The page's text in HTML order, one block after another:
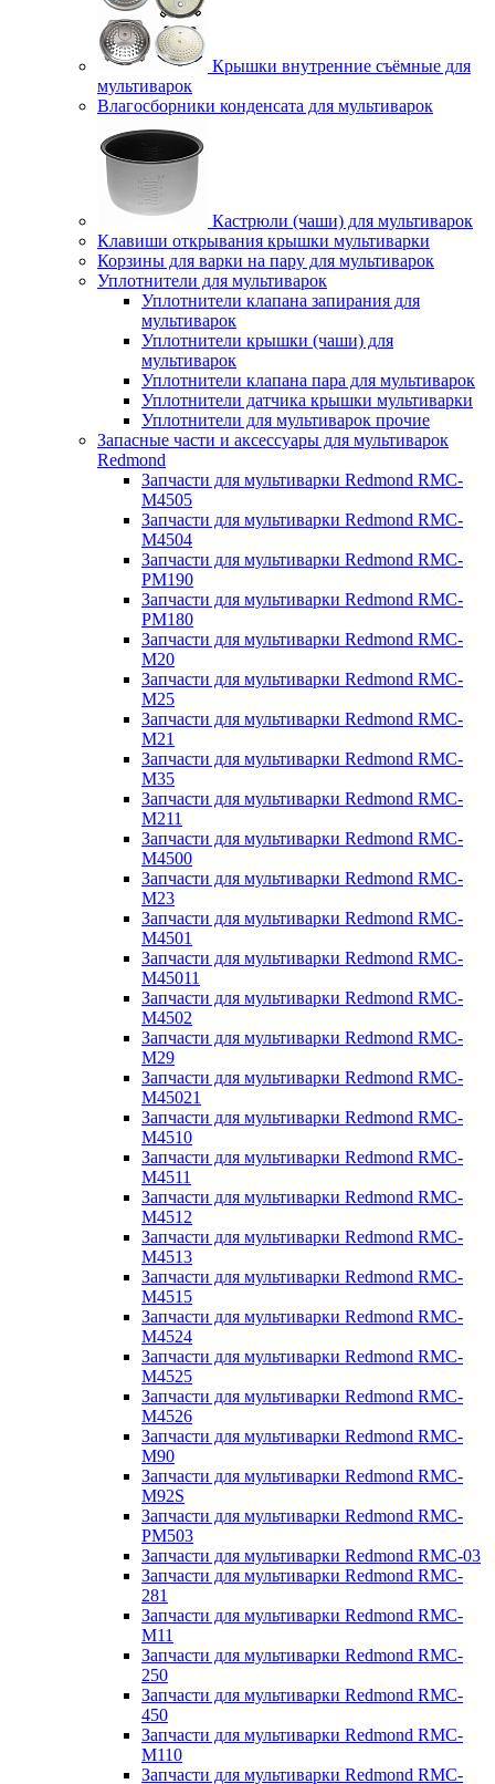
Крышки внутренние съёмные для
мультиварок
Влагосборники конденсата для мультиварок
Кастрюли (чаши) для мультиварок
Клавиши открывания крышки мультиварки
Корзины для варки на пару для мультиварок
Уплотнители для мультиварок
Уплотнители клапана запирания для
мультиварок
Уплотнители крышки (чаши) для
мультиварок
Уплотнители клапана пара для мультиварок
Уплотнители датчика крышки мультиварки
Уплотнители для мультиварок прочие
Запасные части и аксессуары для мультиварок
Redmond
Запчасти для мультиварки Redmond RMC-
M4505
Запчасти для мультиварки Redmond RMC-
M4504
Запчасти для мультиварки Redmond RMC-
PM190
Запчасти для мультиварки Redmond RMC-
PM180
Запчасти для мультиварки Redmond RMC-
M20
Запчасти для мультиварки Redmond RMC-
M25
Запчасти для мультиварки Redmond RMC-
M21
Запчасти для мультиварки Redmond RMC-
M35
Запчасти для мультиварки Redmond RMC-
M211
Запчасти для мультиварки Redmond RMC-
M4500
Запчасти для мультиварки Redmond RMC-
M23
Запчасти для мультиварки Redmond RMC-
M4501
Запчасти для мультиварки Redmond RMC-
M45011
Запчасти для мультиварки Redmond RMC-
M4502
Запчасти для мультиварки Redmond RMC-
M29
Запчасти для мультиварки Redmond RMC-
M45021
Запчасти для мультиварки Redmond RMC-
M4510
Запчасти для мультиварки Redmond RMC-
M4511
Запчасти для мультиварки Redmond RMC-
M4512
Запчасти для мультиварки Redmond RMC-
M4513
Запчасти для мультиварки Redmond RMC-
M4515
Запчасти для мультиварки Redmond RMC-
M4524
Запчасти для мультиварки Redmond RMC-
M4525
Запчасти для мультиварки Redmond RMC-
M4526
Запчасти для мультиварки Redmond RMC-
M90
Запчасти для мультиварки Redmond RMC-
M92S
Запчасти для мультиварки Redmond RMC-
PM503
Запчасти для мультиварки Redmond RMC-03
Запчасти для мультиварки Redmond RMC-
281
Запчасти для мультиварки Redmond RMC-
M11
Запчасти для мультиварки Redmond RMC-
250
Запчасти для мультиварки Redmond RMC-
450
Запчасти для мультиварки Redmond RMC-
M110
Запчасти для мультиварки Redmond RMC-